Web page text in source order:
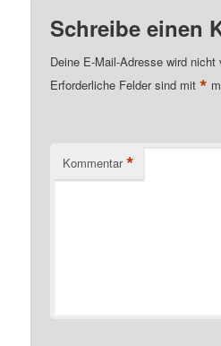
Schreibe einen
Deine E-Mail-Adresse wird nicht
Erforderliche Felder sind mit*
Kommentar *